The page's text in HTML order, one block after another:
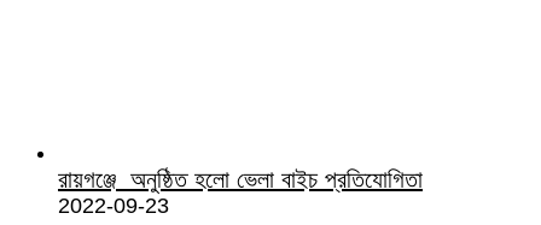
রায়গঞ্জে অনুষ্ঠিত হলো ভেলা বাইচ প্রতিযোগিতা
2022-09-23